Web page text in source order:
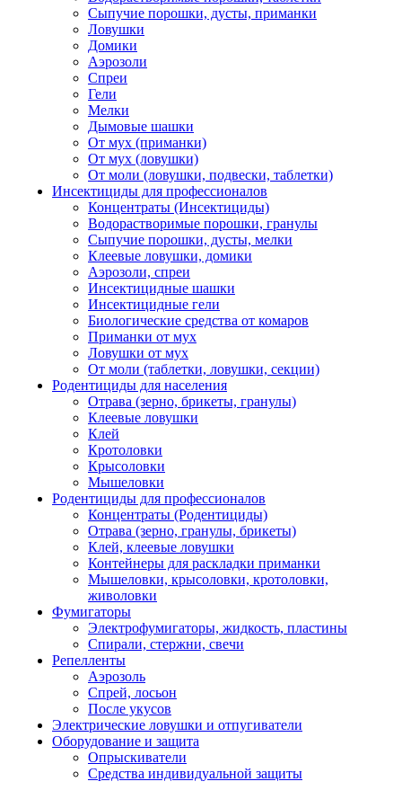
Сыпучие порошки, дусты, приманки
Ловушки
Домики
Аэрозоли
Спреи
Гели
Мелки
Дымовые шашки
От мух (приманки)
От мух (ловушки)
От моли (ловушки, подвески, таблетки)
Инсектициды для профессионалов
Концентраты (Инсектициды)
Водорастворимые порошки, гранулы
Сыпучие порошки, дусты, мелки
Клеевые ловушки, домики
Аэрозоли, спреи
Инсектицидные шашки
Инсектицидные гели
Биологические средства от комаров
Приманки от мух
Ловушки от мух
От моли (таблетки, ловушки, секции)
Родентициды для населения
Отрава (зерно, брикеты, гранулы)
Клеевые ловушки
Клей
Кротоловки
Крысоловки
Мышеловки
Родентициды для профессионалов
Концентраты (Родентициды)
Отрава (зерно, гранулы, брикеты)
Клей, клеевые ловушки
Контейнеры для раскладки приманки
Мышеловки, крысоловки, кротоловки,
живоловки
Фумигаторы
Электрофумигаторы, жидкость, пластины
Спирали, стержни, свечи
Репелленты
Аэрозоль
Спрей, лосьон
После укусов
Электрические ловушки и отпугиватели
Оборудование и защита
Опрыскиватели
Средства индивидуальной защиты